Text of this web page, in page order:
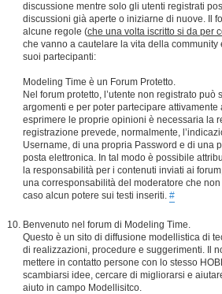
discussione mentre solo gli utenti registrati
discussioni già aperte o iniziarne di nuove. Il
alcune regole (che una volta iscritto si da per
che vanno a cautelare la vita della community
suoi partecipanti:
Modeling Time è un Forum Protetto.
Nel forum protetto, l’utente non registrato può
argomenti e per poter partecipare attivamente
esprimere le proprie opinioni è necessaria la
registrazione prevede, normalmente,
Username, di una propria Password e di una
posta elettronica. In tal modo è possibile
la responsabilità per i contenuti inviati ai
una corresponsabilità del moderatore che
caso alcun potere sui testi inseriti. #
Benvenuto nel forum di Modeling Time.
Questo è un sito di diffusione modellistica di
di realizzazioni, procedure e suggerimenti. Il
mettere in contatto persone con lo stesso
scambiarsi idee, cercare di migliorarsi e
aiuto in campo Modellisitco.